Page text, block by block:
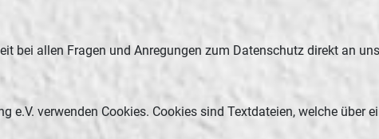
bei allen Fragen und Anregungen zum Datenschutz direkt an
e.V. verwenden Cookies. Cookies sind Textdateien, welche